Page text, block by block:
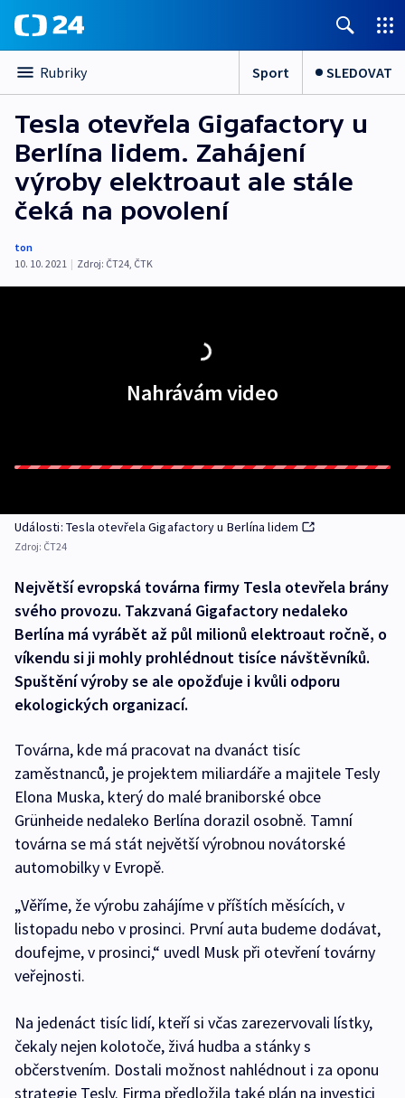
Rubriky Sport SLEDOVAT
Tesla otevřela Gigafactory u
Berlína lidem. Zahájení
výroby elektroaut ale stále
čeká na povolení
ton
10. 10. 2021 | Zdroj: ČT24, ČTK
Nahrávám video
Události: Tesla otevřela Gigafactory u Berlína lidem
Zdroj: ČT24
Největší evropská továrna firmy Tesla otevřela brány
svého provozu. Takzvaná Gigafactory nedaleko
Berlína má vyrábět až půl milionů elektroaut ročně, o
víkendu si ji mohly prohlédnout tisíce návštěvníků.
Spuštění výroby se ale opožďuje i kvůli odporu
ekologických organizací.
Továrna, kde má pracovat na dvanáct tisíc
zaměstnanců, je projektem miliardáře a majitele Tesly
Elona Muska, který do malé braniborské obce
Grünheide nedaleko Berlína dorazil osobně. Tamní
továrna se má stát největší výrobnou novátorské
automobilky v Evropě.
„Věříme, že výrobu zahájíme v příštích měsících, v
listopadu nebo v prosinci. První auta budeme dodávat,
doufejme, v prosinci,“ uvedl Musk při otevření továrny
veřejnosti.
Na jedenáct tisíc lidí, kteří si včas zarezervovali lístky,
čekaly nejen kolotoče, živá hudba a stánky s
občerstvením. Dostali možnost nahlédnout i za oponu
strategie Tesly. Firma předložila také plán na investici